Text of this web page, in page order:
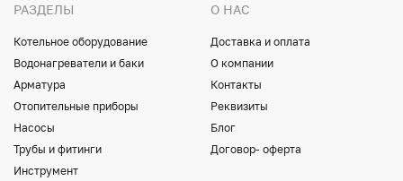
РАЗДЕЛЫ
Котельное оборудование
Водонагреватели и баки
Арматура
Отопительные приборы
Насосы
Трубы и фитинги
Инструмент
О НАС
Доставка и оплата
О компании
Контакты
Реквизиты
Блог
Договор- оферта